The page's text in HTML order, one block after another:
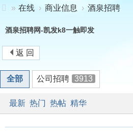
凯
k8
» 在线 › 商业信息 › 酒泉招聘
酒泉招聘网-凯发k8一触即发
返 回
全部 公司招聘 3913
最新 热门 热帖 精华